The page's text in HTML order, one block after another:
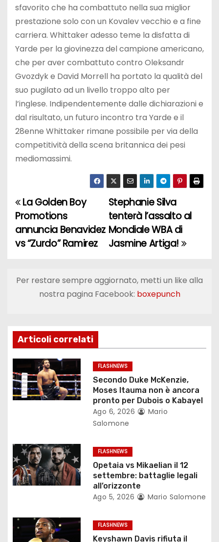
sfavorito che ha combattuto nella sua miglior
prestazione solo con un Kovalev vecchio e a fine
carriera. Whittaker adesso teme la disfatta di
Yarde per la giovinezza del campione americano,
che per aver combattuto contro Oleksandr
Gvozdyk e David Morrell ha portato la qualità del
suo pugilato ad un livello troppo alto per
l’inglese. Indipendentemente dalle dichiarazioni e
dal risultato, un futuro incontro tra Yarde e il
28enne Whittaker rimane possibile per via della
competitività della scena britannica dei pesi
mediomassimi.
N
a
v
g
z
i
o
n
r
t
c
Stephanie Silva
tenterà l’assalto al
Mondiale WBA di
Jasmine Artiga!
La Golden Boy
Promotions
annuncia Benavidez
vs “Zurdo” Ramirez
Per restare sempre aggiornato, metti un like alla
nostra pagina Facebook: boxepunch
Articoli correlati
FLASHNEWS
Secondo Duke McKenzie,
Moses Itauma non è ancora
pronto per Dubois o Kabayel
Ago 6, 2026
Mario
Salomone
FLASHNEWS
Opetaia vs Mikaelian il 12
settembre: battaglie legali
all’orizzonte
Ago 5, 2026 Mario Salomone
FLASHNEWS
Keyshawn Davis rifiuta il